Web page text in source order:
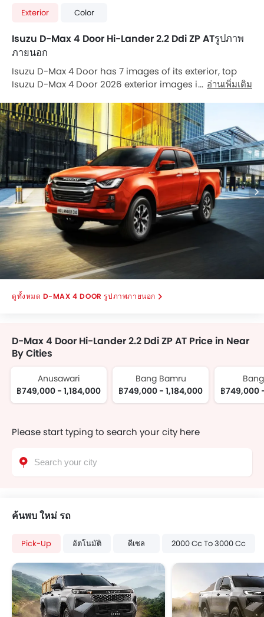
Exterior Color
Isuzu D-Max 4 Door Hi-Lander 2.2 Ddi ZP ATรูปภาพ
ภายนอก
Isuzu D-Max 4 Door has 7 images of its exterior, top
Isuzu D-Max 4 Door 2026 exterior images include
View, Front Cross Side View, Medium Angle Front View,
Tilted Front View, Front Deep Low Angle View.
อ่านเพิ่มเติม
D-MAX 4 DOOR รูปภาพภายนอก
D-Max 4 Door Hi-Lander 2.2 Ddi ZP AT Price in Near
By Cities
Anusawari
฿749,000 - 1,184,000
Bang Bamru
฿749,000 - 1,184,000
฿749,000
Please start typing to search your city here
ค้นพบ ใหม่ รถ
Pick-Up อัตโนมัติ ดีเซล 2000 Cc To 3000 Cc